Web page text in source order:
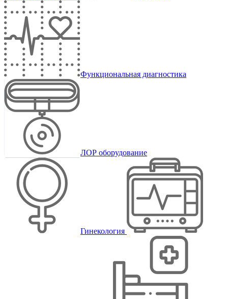
Функциональная диагностика
ЛОР оборудование
Гинекология